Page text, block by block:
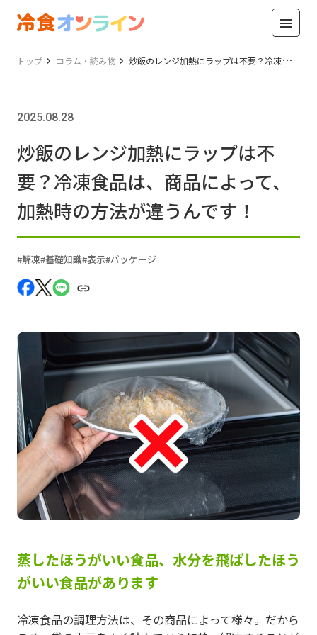
トップ コラム・読み物 炒飯のレンジ加熱にラップは不要？冷凍食品は、商品によって、加熱時の方法が違うんです！
2025.08.28
炒飯のレンジ加熱にラップは不
要？冷凍食品は、商品によって、
加熱時の方法が違うんです！
解凍 基礎知識 表示 パッケージ
蒸したほうがいい食品、水分を飛ばしたほう
がいい食品があります
冷凍食品の調理方法は、その商品によって様々。だから